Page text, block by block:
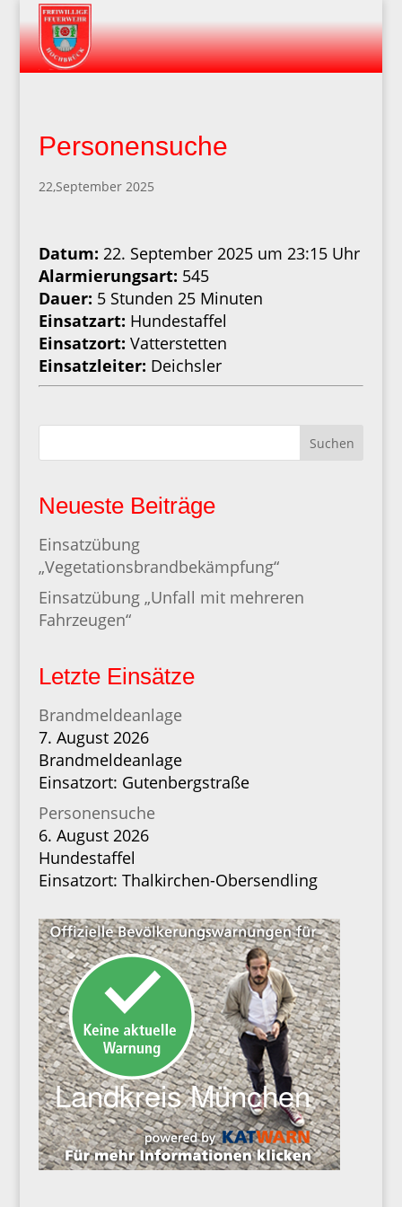
Personensuche
22,September 2025
Datum: 22. September 2025 um 23:15 Uhr
Alarmierungsart: 545
Dauer: 5 Stunden 25 Minuten
Einsatzart: Hundestaffel
Einsatzort: Vatterstetten
Einsatzleiter: Deichsler
Suchen
Neueste Beiträge
Einsatzübung
„Vegetationsbrandbekämpfung“
Einsatzübung „Unfall mit mehreren
Fahrzeugen“
Letzte Einsätze
Brandmeldeanlage
7. August 2026
Brandmeldeanlage
Einsatzort: Gutenbergstraße
Personensuche
6. August 2026
Hundestaffel
Einsatzort: Thalkirchen-Obersendling